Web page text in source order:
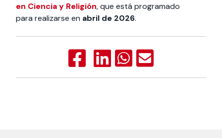
en Ciencia y Religión, que está programado
para realizarse en abril de 2026.